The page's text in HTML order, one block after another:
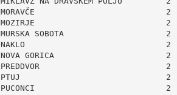
MORAVČE                           2
MOZIRJE                           2
MURSKA SOBOTA                     2
NAKLO                             2
NOVA GORICA                       2
PREDDVOR                          2
PTUJ                              2
PUCONCI                           2